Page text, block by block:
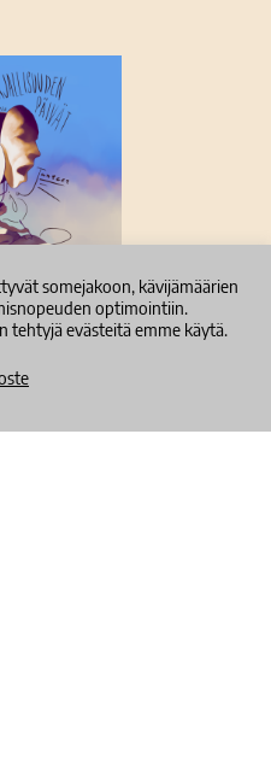
somejakoon, kävijämäärien
optimointiin.
tehtyjä evästeitä emme käytä.